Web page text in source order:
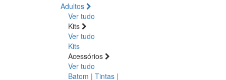
Adultos
Ver tudo
Kits
Ver tudo
Kits
Acessórios
Ver tudo
Batom | Tintas |